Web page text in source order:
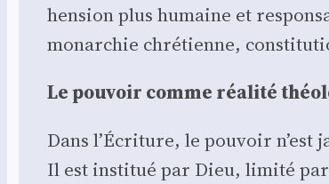
hen­sion plus humaine et
monar­chie chré­tienne,
Le pou­voir comme réa­li­té
Dans l’Écriture, le pou­voir n’est
Il est ins­ti­tué par Dieu, limi­té